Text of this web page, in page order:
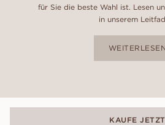
für Sie die beste Wahl ist. Lesen
in unserem
KAUFE JETZT